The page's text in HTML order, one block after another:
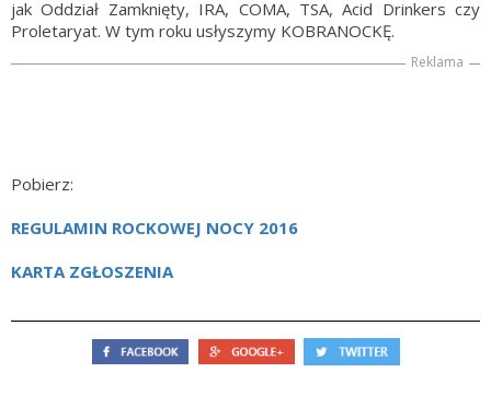
jak Oddział Zamknięty, IRA, COMA, TSA, Acid Drinkers czy
Proletaryat. W tym roku usłyszymy KOBRANOCKĘ.
Reklama
Pobierz:
REGULAMIN ROCKOWEJ NOCY 2016
KARTA ZGŁOSZENIA